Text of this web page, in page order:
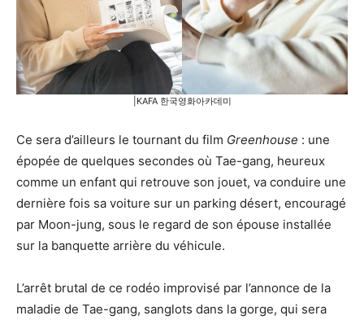
|KAFA 한국영화아카데미
Ce sera d’ailleurs le tournant du film Greenhouse : une
épopée de quelques secondes où Tae-gang, heureux
comme un enfant qui retrouve son jouet, va conduire une
dernière fois sa voiture sur un parking désert, encouragé
par Moon-jung, sous le regard de son épouse installée
sur la banquette arrière du véhicule.
L’arrêt brutal de ce rodéo improvisé par l’annonce de la
maladie de Tae-gang, sanglots dans la gorge, qui sera